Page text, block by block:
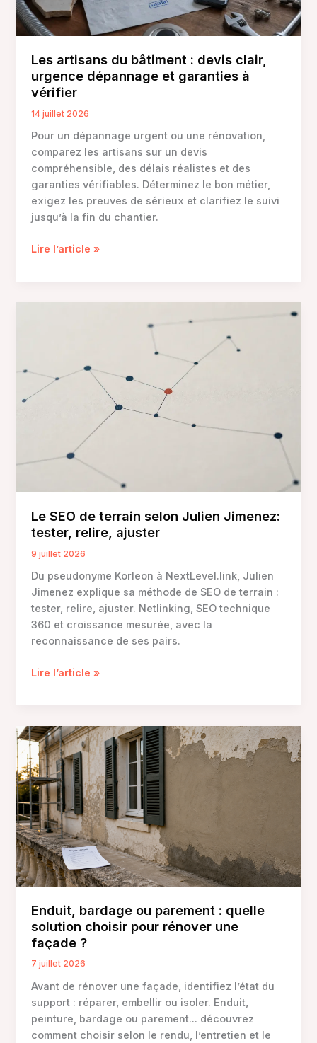
Les artisans du bâtiment : devis clair,
urgence dépannage et garanties à
vérifier
14 juillet 2026
Pour un dépannage urgent ou une rénovation,
comparez les artisans sur un devis
compréhensible, des délais réalistes et des
garanties vérifiables. Déterminez le bon métier,
exigez les preuves de sérieux et clarifiez le suivi
jusqu’à la fin du chantier.
Les
dépannage
et
Lire l’article »
Le SEO de terrain selon Julien Jimenez:
tester, relire, ajuster
9 juillet 2026
Du pseudonyme Korleon à NextLevel.link, Julien
Jimenez explique sa méthode de SEO de terrain :
tester, relire, ajuster. Netlinking, SEO technique
360 et croissance mesurée, avec la
reconnaissance de ses pairs.
Le
selon
Julien
Jimenez:
tester,
relire,
ajuster
Lire l’article »
Enduit, bardage ou parement : quelle
solution choisir pour rénover une
façade ?
7 juillet 2026
Avant de rénover une façade, identifiez l’état du
support : réparer, embellir ou isoler. Enduit,
peinture, bardage ou parement… découvrez
comment choisir selon le rendu, l’entretien et le